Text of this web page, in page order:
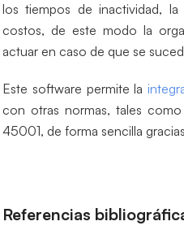
los tiempos de inactividad,
costos, de este modo la
actuar en caso de que se
Este software permite la
con otras normas, tales
45001, de forma sencilla
Referencias